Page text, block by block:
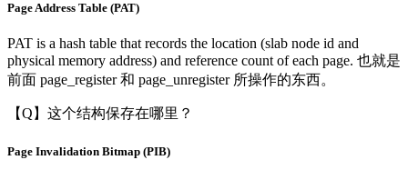
Page Address Table (PAT)
PAT is a hash table that records the location (slab node id and
physical memory address) and reference count of each page. 也就是
前面 page_register 和 page_unregister 所操作的东西。
【Q】这个结构保存在哪里？
Page Invalidation Bitmap (PIB)